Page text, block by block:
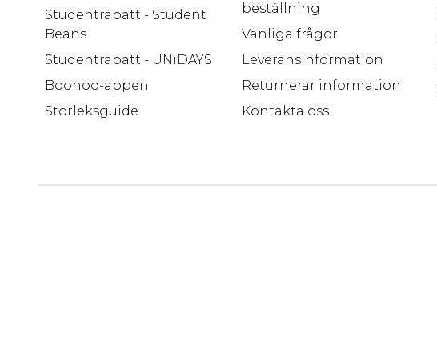
Studentrabatt - Student
Beans
Studentrabatt - UNiDAYS
Boohoo-appen
Storleksguide
beställning
Vanliga frågor
Leveransinformation
Returnerar information
Kontakta oss